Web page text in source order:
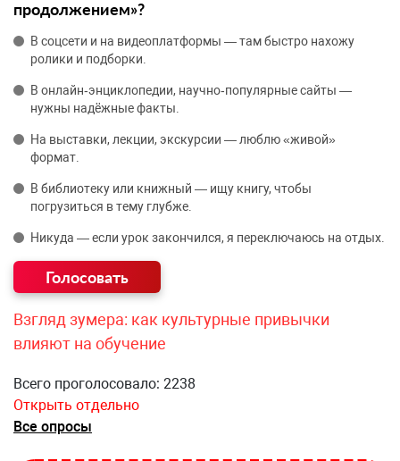
продолжением»?
В соцсети и на видеоплатформы — там быстро нахожу
ролики и подборки.
В онлайн‑энциклопедии, научно‑популярные сайты —
нужны надёжные факты.
На выставки, лекции, экскурсии — люблю «живой»
формат.
В библиотеку или книжный — ищу книгу, чтобы
погрузиться в тему глубже.
Никуда — если урок закончился, я переключаюсь на отдых.
Взгляд зумера: как культурные привычки
влияют на обучение
Всего проголосовало: 2238
Открыть отдельно
Все опросы